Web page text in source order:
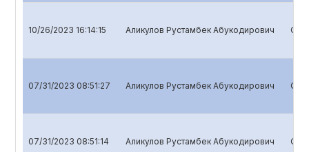
10/26/2023 16:14:15 Аликулов Рустамбек Абукодирович
07/31/2023 08:51:27 Аликулов Рустамбек Абукодирович
07/31/2023 08:51:14 Аликулов Рустамбек Абукодирович